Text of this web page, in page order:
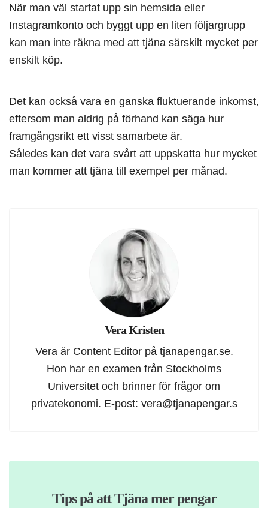
När man väl startat upp sin hemsida eller
Instagramkonto och byggt upp en liten följargrupp
kan man inte räkna med att tjäna särskilt mycket per
enskilt köp.
Det kan också vara en ganska fluktuerande inkomst,
eftersom man aldrig på förhand kan säga hur
framgångsrikt ett visst samarbete är.
Således kan det vara svårt att uppskatta hur mycket
man kommer att tjäna till exempel per månad.
Vera Kristen
Vera är Content Editor på tjanapengar.se.
Hon har en examen från Stockholms
Universitet och brinner för frågor om
privatekonomi. E-post: vera@tjanapengar.s
Tips på att Tjäna mer pengar